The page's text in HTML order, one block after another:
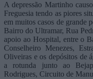
A depressão Martinho
Freguesia tendo as piores
em muitos casos de grande
Bairro do Ultramar, Rua
apoio ao Hospital, entre o
Conselheiro Menezes,
Oliveiras e os depósitos de
a rotunda junto ao
Rodrigues, Circuito de